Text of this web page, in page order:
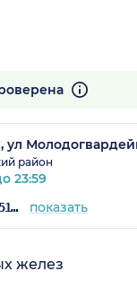
ул
район
23:59
+7 (351) 200-51-64 показать
желез